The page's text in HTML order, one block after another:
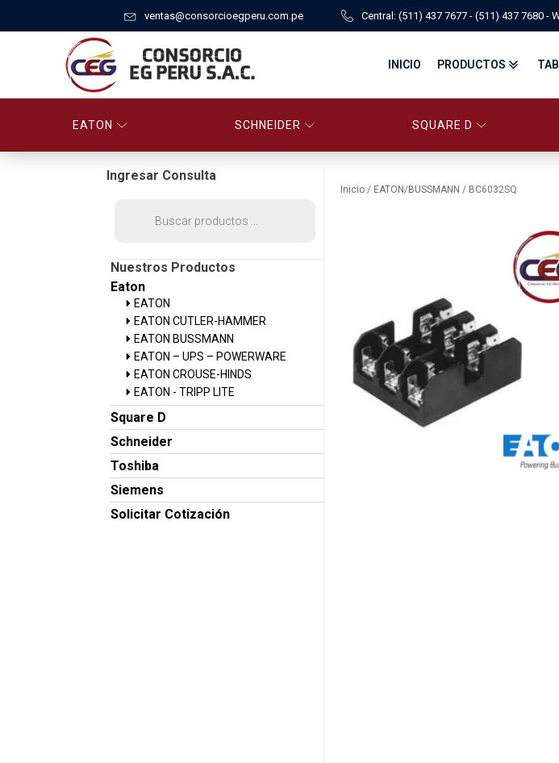
ventas@consorcioegperu.com.pe Central: (511) 437 7677 - (511) 437 7680 -
INICIO PRODUCTOS
MANDO,
CENTRO DE
FITTINGS, APPARATUS,
EATON SCHNEIDER SQUARE D
Ingresar Consulta
Nuestros Productos
Eaton
EATON
EATON CUTLER-HAMMER
EATON BUSSMANN
EATON – UPS – POWERWARE
EATON CROUSE-HINDS
EATON - TRIPP LITE
Square D
Schneider
Toshiba
Siemens
Solicitar Cotización
Inicio / EATON/BUSSMANN / BC6032SQ